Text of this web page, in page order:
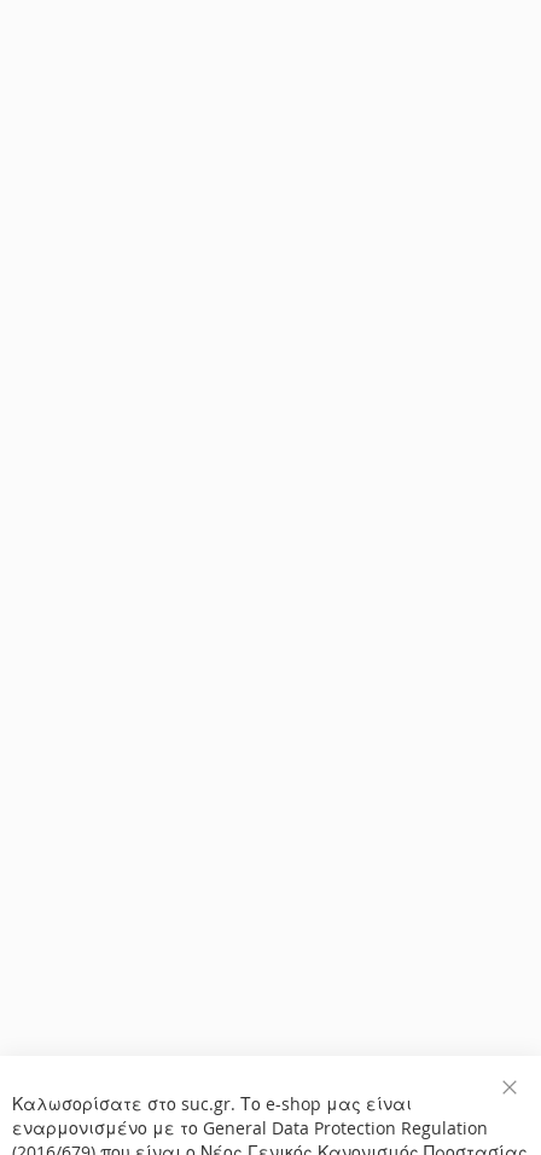
Καλωσορίσατε στο suc.gr. Το e-shop μας είναι
εναρμονισμένο με το General Data Protection Regulation